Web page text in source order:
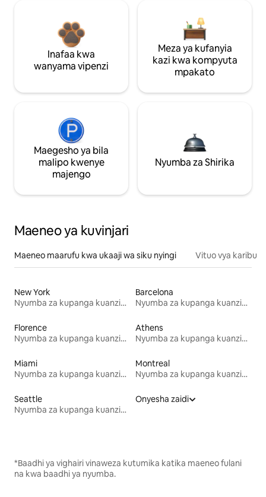
Inafaa kwa
wanyama vipenzi
Meza ya kufanyia
kazi kwa kompyuta
mpakato
Maegesho ya bila
malipo kwenye
majengo
Nyumba za Shirika
Maeneo ya kuvinjari
Maeneo maarufu kwa ukaaji wa siku nyingi Vituo vya karibu
New York
Nyumba za kupanga kuanzia mwezi mmoja
Barcelona
Nyumba za kupanga kuanzia mwezi mmoja
Florence
Nyumba za kupanga kuanzia mwezi mmoja
Athens
Nyumba za kupanga kuanzia mwezi mmoja
Miami
Nyumba za kupanga kuanzia mwezi mmoja
Montreal
Nyumba za kupanga kuanzia mwezi mmoja
Seattle
Nyumba za kupanga kuanzia mwezi mmoja
Onyesha zaidi
*Baadhi ya vighairi vinaweza kutumika katika maeneo fulani
na kwa baadhi ya nyumba.